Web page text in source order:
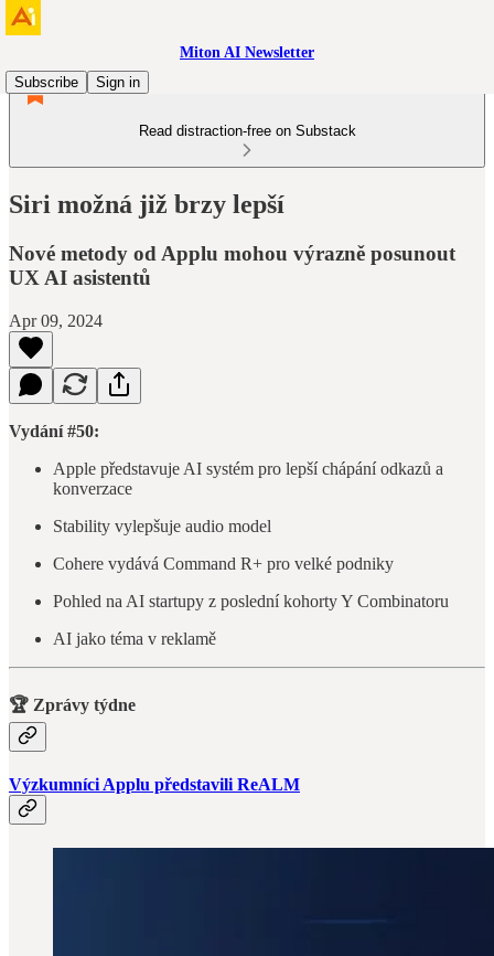
Miton AI Newsletter
Subscribe
Sign in
Read distraction-free on Substack
Siri možná již brzy lepší
Nové metody od Applu mohou výrazně posunout
UX AI asistentů
Apr 09, 2024
Vydání #50:
Apple představuje AI systém pro lepší chápání odkazů a
konverzace
Stability vylepšuje audio model
Cohere vydává Command R+ pro velké podniky
Pohled na AI startupy z poslední kohorty Y Combinatoru
AI jako téma v reklamě
🏆 Zprávy týdne
Výzkumníci Applu představili ReALM